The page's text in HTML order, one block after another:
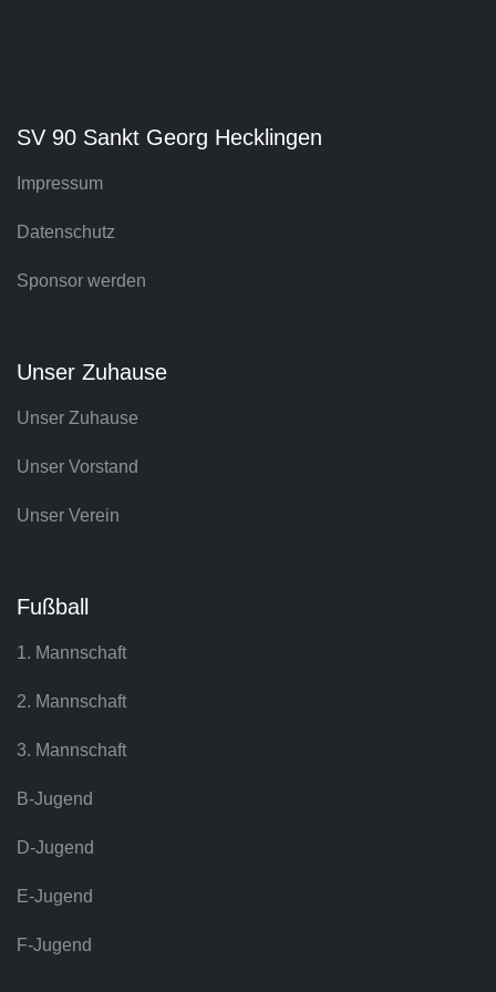
SV 90 Sankt Georg Hecklingen
Impressum
Datenschutz
Sponsor werden
Unser Zuhause
Unser Zuhause
Unser Vorstand
Unser Verein
Fußball
1. Mannschaft
2. Mannschaft
3. Mannschaft
B-Jugend
D-Jugend
E-Jugend
F-Jugend